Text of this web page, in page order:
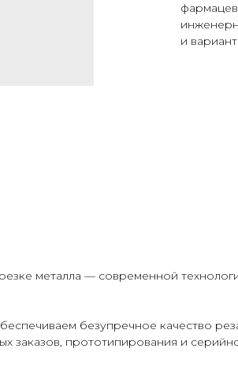
и
металла — современной
безупречное качество
заказов, прототипирования и